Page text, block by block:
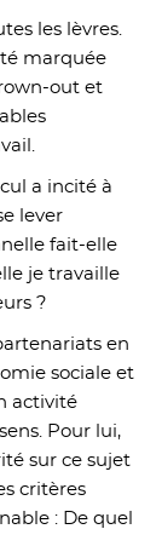
les lèvres.
marquée
out et
a incité à
lever
fait-elle
je travaille
?
en
sociale et
activité
Pour lui,
sur ce sujet
critères
: De quel